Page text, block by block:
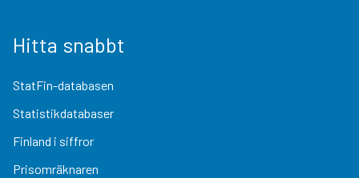
Hitta snabbt
StatFin-databasen
Statistikdatabaser
Finland i siffror
Prisomräknaren